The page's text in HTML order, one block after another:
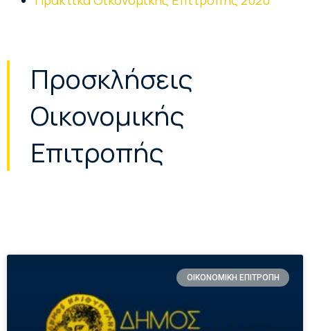
Προσκλήσεις
Οικονομικής
Επιτροπής
ΟΙΚΟΝΟΜΙΚΗ ΕΠΙΤΡΟΠΗ